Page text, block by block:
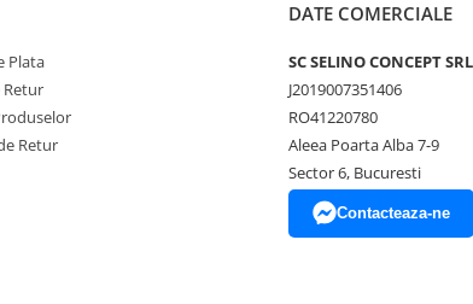
Plata
Retur
Retur
DATE COMERCIALE
SC SELINO CONCEPT SRL
J2019007351406
RO41220780
Aleea Poarta Alba 7-9
Sector 6, Bucuresti
Contacteaza-ne